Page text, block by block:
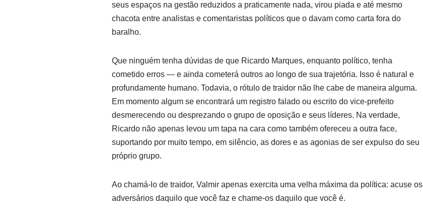
seus espaços na gestão reduzidos a praticamente nada, virou piada e até mesmo
chacota entre analistas e comentaristas políticos que o davam como carta fora do
baralho.
Que ninguém tenha dúvidas de que Ricardo Marques, enquanto político, tenha
cometido erros — e ainda cometerá outros ao longo de sua trajetória. Isso é natural e
profundamente humano. Todavia, o rótulo de traidor não lhe cabe de maneira alguma.
Em momento algum se encontrará um registro falado ou escrito do vice-prefeito
desmerecendo ou desprezando o grupo de oposição e seus líderes. Na verdade,
Ricardo não apenas levou um tapa na cara como também ofereceu a outra face,
suportando por muito tempo, em silêncio, as dores e as agonias de ser expulso do seu
próprio grupo.
Ao chamá-lo de traidor, Valmir apenas exercita uma velha máxima da política: acuse os
adversários daquilo que você faz e chame-os daquilo que você é.